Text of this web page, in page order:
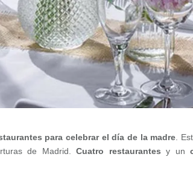
para celebrar el día de la madre .
de Madrid.Cuatro restaurantes y un